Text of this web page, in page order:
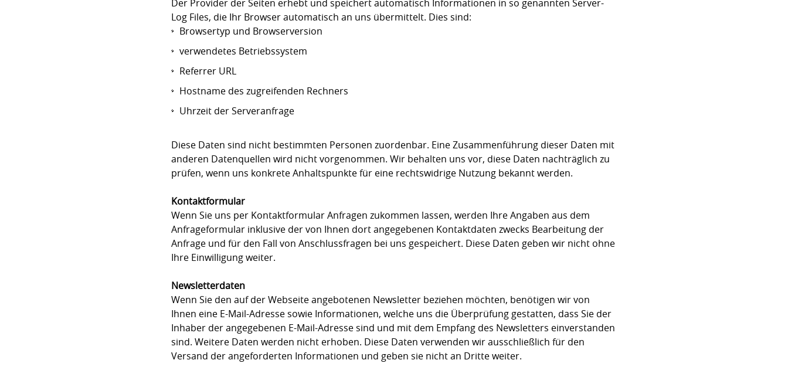
Der Provider der Seiten erhebt und speichert automatisch Informationen in so genannten Server-
Log Files, die Ihr Browser automatisch an uns übermittelt. Dies sind:
Browsertyp und Browserversion
verwendetes Betriebssystem
Referrer URL
Hostname des zugreifenden Rechners
Uhrzeit der Serveranfrage
Diese Daten sind nicht bestimmten Personen zuordenbar. Eine Zusammenführung dieser Daten mit
anderen Datenquellen wird nicht vorgenommen. Wir behalten uns vor, diese Daten nachträglich zu
prüfen, wenn uns konkrete Anhaltspunkte für eine rechtswidrige Nutzung bekannt werden.
Kontaktformular
Wenn Sie uns per Kontaktformular Anfragen zukommen lassen, werden Ihre Angaben aus dem
Anfrageformular inklusive der von Ihnen dort angegebenen Kontaktdaten zwecks Bearbeitung der
Anfrage und für den Fall von Anschlussfragen bei uns gespeichert. Diese Daten geben wir nicht ohne
Ihre Einwilligung weiter.
Newsletterdaten
Wenn Sie den auf der Webseite angebotenen Newsletter beziehen möchten, benötigen wir von
Ihnen eine E-Mail-Adresse sowie Informationen, welche uns die Überprüfung gestatten, dass Sie der
Inhaber der angegebenen E-Mail-Adresse sind und mit dem Empfang des Newsletters einverstanden
sind. Weitere Daten werden nicht erhoben. Diese Daten verwenden wir ausschließlich für den
Versand der angeforderten Informationen und geben sie nicht an Dritte weiter.